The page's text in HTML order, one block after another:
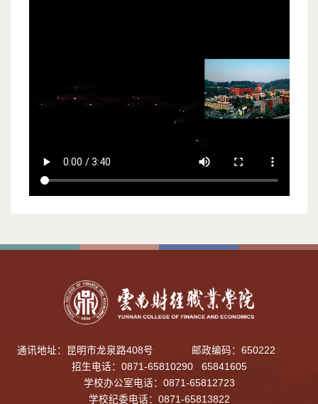
通讯地址：昆明市龙泉路408号
邮政编码：650222
招生电话：0871-65810290 65841605
学校办公室电话：0871-65812723
学校纪委电话：0871-65813822